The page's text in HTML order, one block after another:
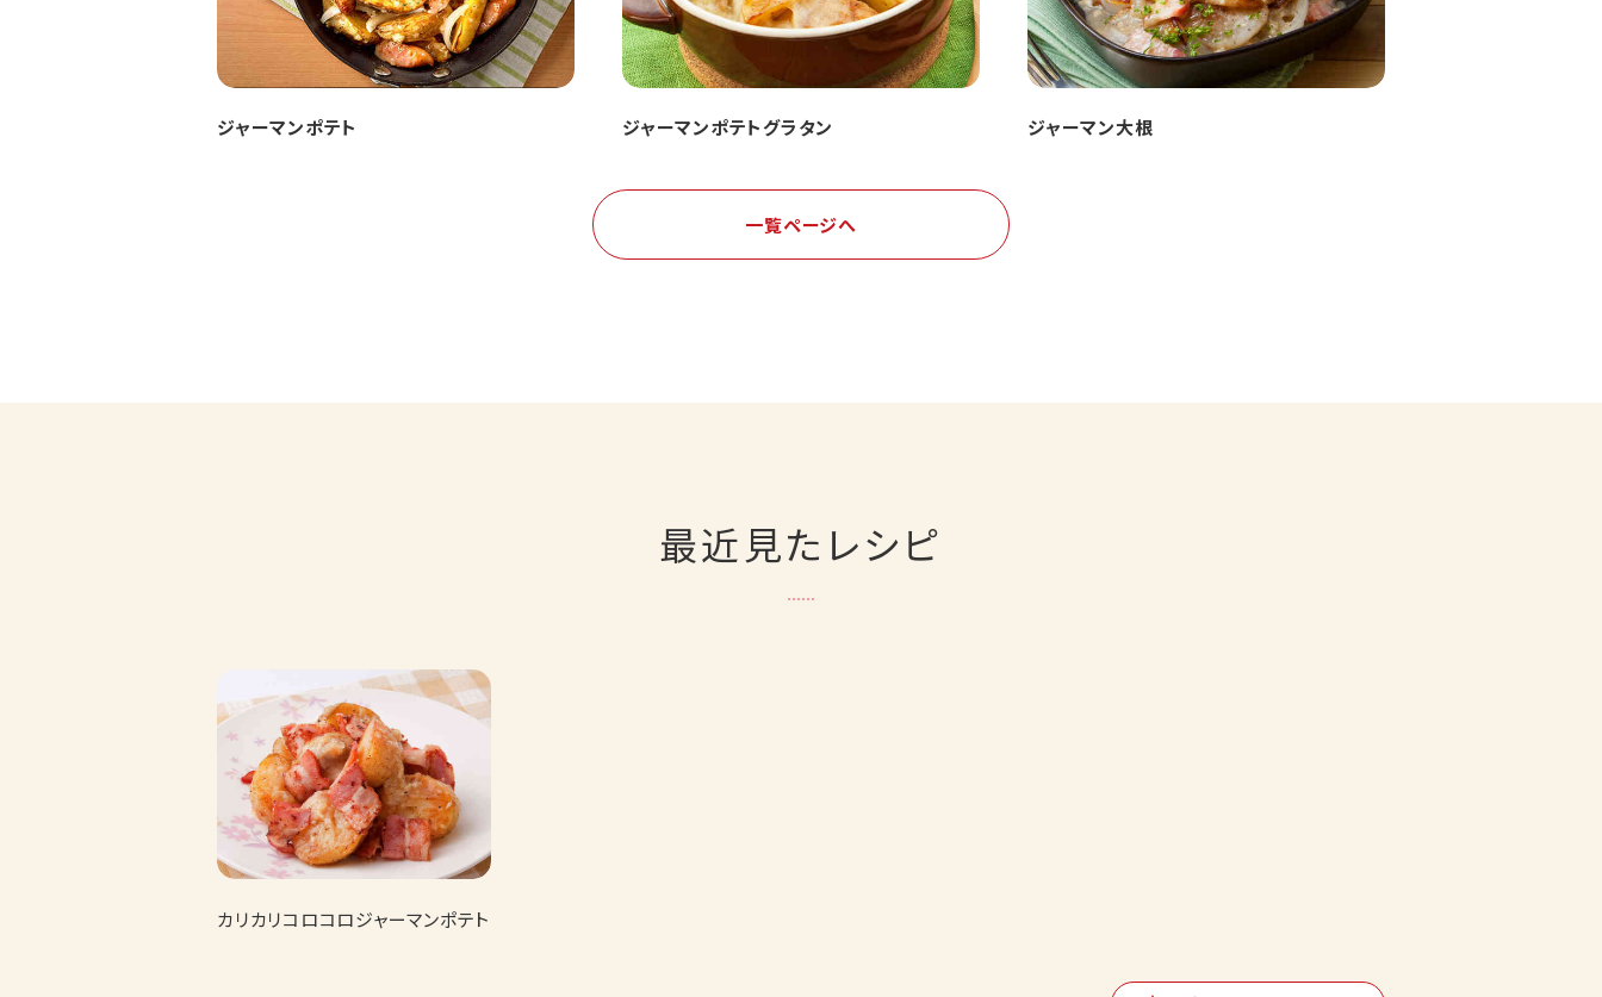
ジャーマンポテト ジャーマンポテトグラタン ジャーマン大根
一覧ページへ
最近見たレシピ
カリカリコロコロジャーマンポテト